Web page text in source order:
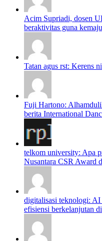
Acim Supriadi, dosen
beraktivitas guna
Tatan agus rst: Kerens
Fuji Hartono:
berita International
telkom university: Apa
Nusantara CSR Award
digitalisasi teknologi:
efisiensi berkelanjutan